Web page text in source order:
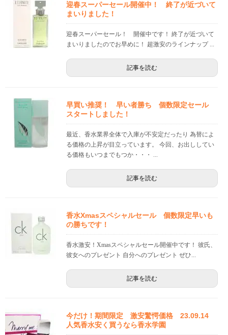
迎春スーパーセール開催中！ 終了が近づいて
まいりました！
迎春スーパーセール！ 開催中です！ 終了が近づいて
まいりましたのでお早めに！ 超激安のラインナップ ...
記事を読む
早買い推奨！ 早い者勝ち 個数限定セール
スタートしました！
最近、香水業界全体で入庫が不安定だったり 為替によ
る価格の上昇が目立っています。 今回、お出ししてい
る価格もいつまでもつか・・・ ...
記事を読む
香水Xmasスペシャルセール 個数限定早いも
の勝ちです！
香水激安！Xmasスペシャルセール開催中です！ 彼氏、
彼女へのプレゼント 自分へのプレゼント ぜひ...
記事を読む
今だけ！期間限定 激安驚愕価格 23.09.14
人気香水安く買うなら香水学園